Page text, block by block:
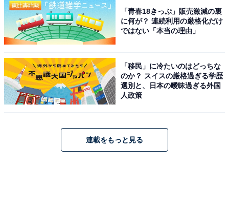
「青春18きっぷ」販売激減の裏
に何が？ 連続利用の厳格化だけ
ではない「本当の理由」
「移民」に冷たいのはどっちな
のか？ スイスの厳格過ぎる学歴
選別と、日本の曖昧過ぎる外国
人政策
連載をもっと見る